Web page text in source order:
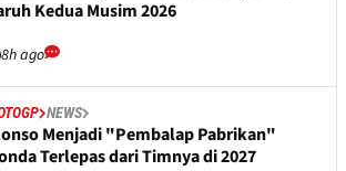
Kedua Musim 2026
8h ago
NEWS
Menjadi "Pembalap Pabrikan"
Terlepas dari Timnya di 2027